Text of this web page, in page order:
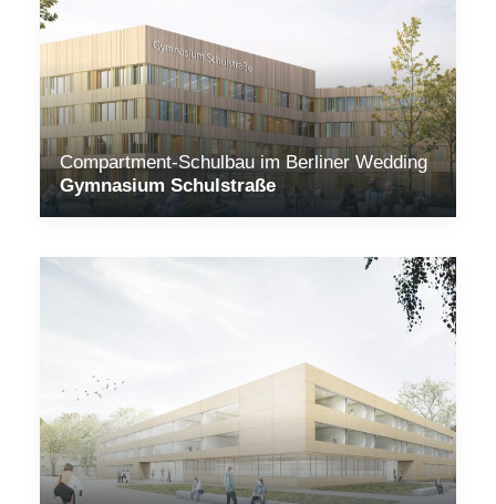
Compartment-Schulbau im Berliner Wedding
Gymnasium Schulstraße